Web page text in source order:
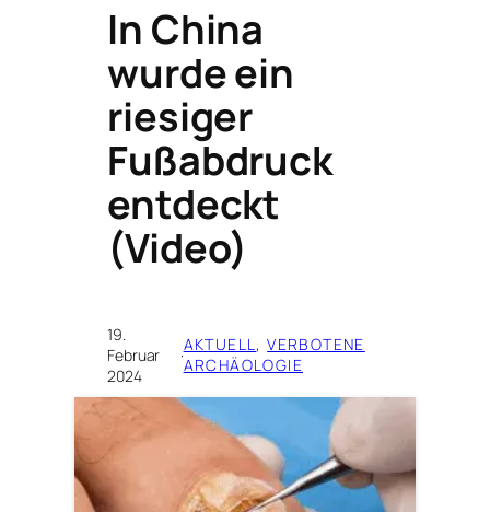
In China
wurde ein
riesiger
Fußabdruck
entdeckt
(Video)
19.
Februar
2024
·AKTUELL, VERBOTENE
ARCHÄOLOGIE